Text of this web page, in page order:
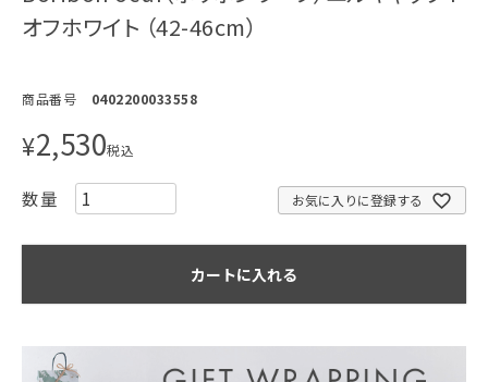
オフホワイト （42-46cm）
商品番号 0402200033558
¥2,530税込
お気に入りに登録する
カートに入れる